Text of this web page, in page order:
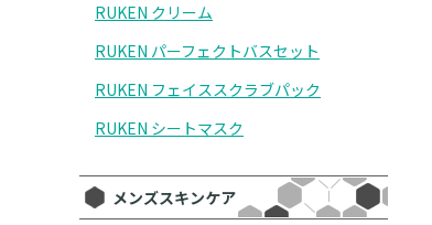
RUKEN クリーム
RUKEN パーフェクトバスセット
RUKEN フェイススクラブパック
RUKEN シートマスク
メンズスキンケア